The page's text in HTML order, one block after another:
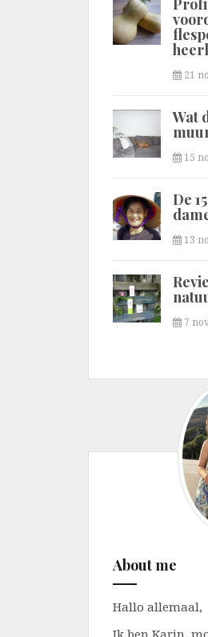
21
Wat
15
De
13
7
About me
Hallo allemaal,
Ik ben Karin,